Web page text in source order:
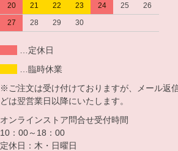
20
21 22 23 24 25
26
27
28 29 30
…定休日
…臨時休業
※ご注文は受け付けておりますが、メール返
どは翌営業日以降にいたします。
オンラインストア問合せ受付時間
10：00～18：00
定休日：木・日曜日